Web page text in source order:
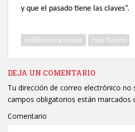
y que el pasado tiene las claves”.
La Biblioteca Insular Pilar Ramos
DEJA UN COMENTARIO
Tu dirección de correo electrónico no
campos obligatorios están marcados
Comentario